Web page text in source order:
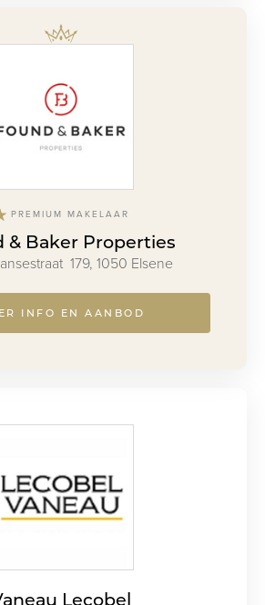
PREMIUM MAKELAAR
& Baker Properties
179, 1050 Elsene
INFO EN AANBOD
Lecobel